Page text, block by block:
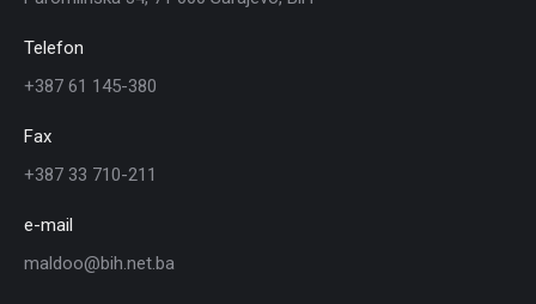
Telefon
+387 61 145-380
Fax
+387 33 710-211
e-mail
maldoo@bih.net.ba